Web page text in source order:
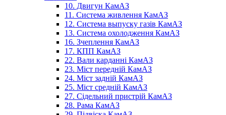
10. Двигун КамАЗ
11. Система живлення КамАЗ
12. Система выпуску газів КамАЗ
13. Система охолодження КамАЗ
16. Зчеплення КамАЗ
17. КПП КамАЗ
22. Вали карданні КамАЗ
23. Міст передній КамАЗ
24. Міст задній КамАЗ
25. Міст средній КамАЗ
27. Сідельний пристрій КамАЗ
28. Рама КамАЗ